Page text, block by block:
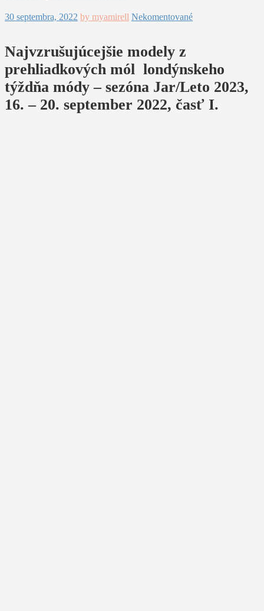
30 septembra, 2022 by myamirell Nekomentované
Najvzrušujúcejšie modely z
prehliadkových mól londýnskeho
týždňa módy – sezóna Jar/Leto 2023,
16. – 20. september 2022, časť I.